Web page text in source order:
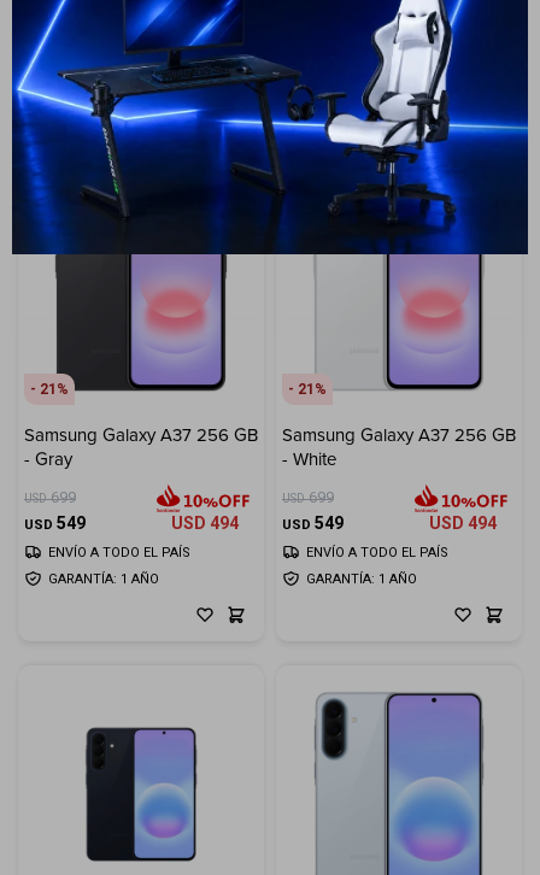
USD 549 USD494
GARANTÍA: 1 AÑO
ENVÍO A TODO EL PAÍS
USD
GARANTÍA: 1 AÑO
ENVÍO A TODO EL PAÍS
21
Samsung Galaxy A37 256 GB
- Gray
USD 699
USD 549 USD 494
GARANTÍA: 1 AÑO
ENVÍO A TODO EL PAÍS
21
Samsung Galaxy A37 256 GB
- White
USD 699
USD 549 USD 494
GARANTÍA: 1 AÑO
ENVÍO A TODO EL PAÍS